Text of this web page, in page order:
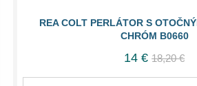
REA COLT PERLÁTOR S
CHRÓM B0660
14 € 18,20 €